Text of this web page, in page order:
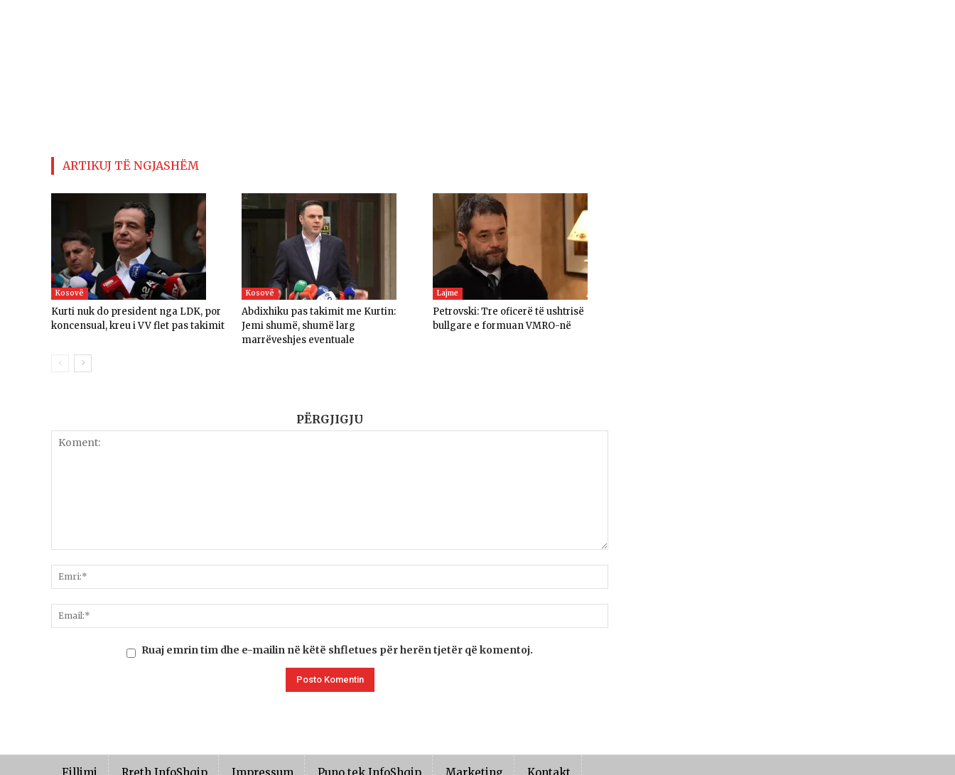
ARTIKUJ TË NGJASHËM
Kosovë
Kurti nuk do president nga LDK, por
koncensual, kreu i VV flet pas takimit
Kosovë
Abdixhiku pas takimit me Kurtin:
Jemi shumë, shumë larg
marrëveshjes eventuale
Lajme
Petrovski: Tre oficerë të ushtrisë
bullgare e formuan VMRO-në
PËRGJIGJU
Ruaj emrin tim dhe e-mailin në këtë shfletues për herën tjetër që komentoj.
Fillimi Rreth InfoShqip Impressum Puno tek InfoShqip Marketing Kontakt